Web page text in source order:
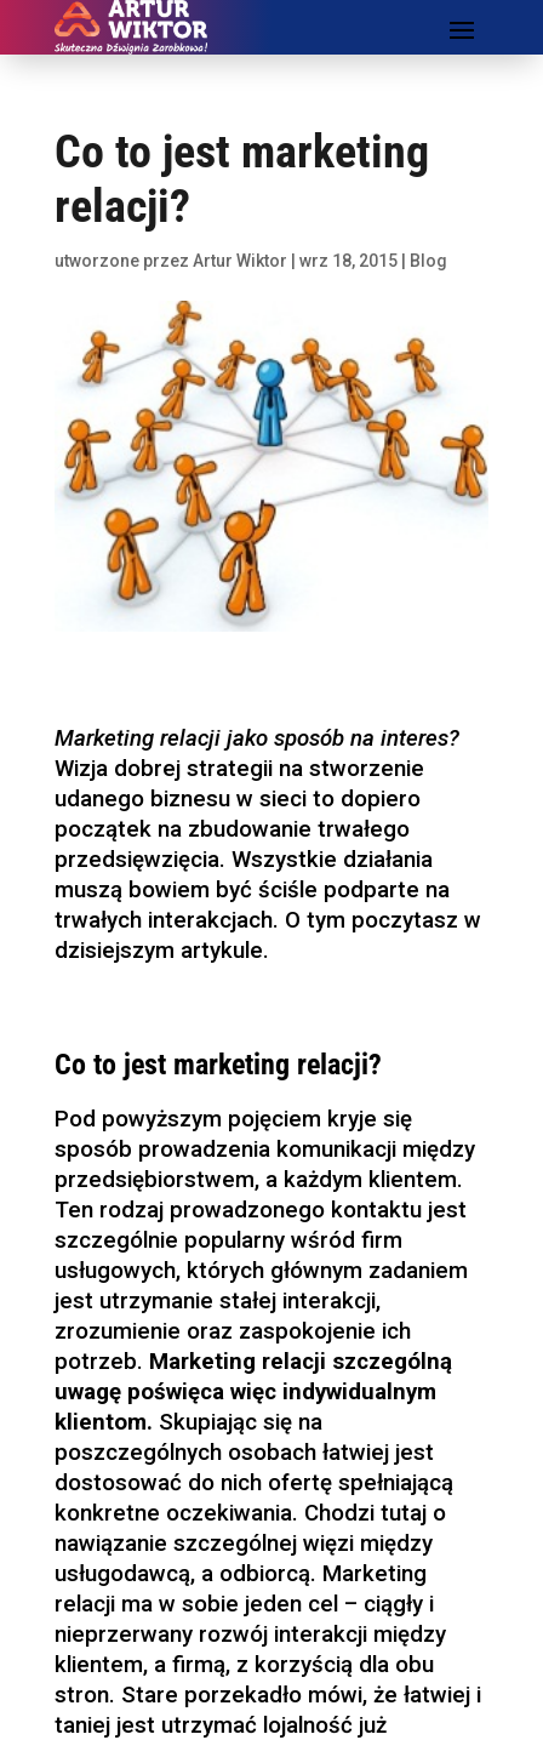
Co to jest marketing
relacji?
utworzone przez Artur Wiktor wrz 18, 2015| Blog
Marketing relacji jako sposób na interes?
Wizja dobrej strategii na stworzenie
udanego biznesu w sieci to dopiero
początek na zbudowanie trwałego
przedsięwzięcia. Wszystkie działania
muszą bowiem być ściśle podparte na
trwałych interakcjach. O tym poczytasz w
dzisiejszym artykule.
Co to jest marketing relacji?
Pod powyższym pojęciem kryje się
sposób prowadzenia komunikacji między
przedsiębiorstwem, a każdym klientem.
Ten rodzaj prowadzonego kontaktu jest
szczególnie popularny wśród firm
usługowych, których głównym zadaniem
jest utrzymanie stałej interakcji,
zrozumienie oraz zaspokojenie ich
potrzeb. Marketing relacji szczególną
uwagę poświęca więc indywidualnym
klientom. Skupiając się na
poszczególnych osobach łatwiej jest
dostosować do nich ofertę spełniającą
konkretne oczekiwania. Chodzi tutaj o
nawiązanie szczególnej więzi między
usługodawcą, a odbiorcą. Marketing
relacji ma w sobie jeden cel – ciągły i
nieprzerwany rozwój interakcji między
klientem, a firmą, z korzyścią dla obu
stron. Stare porzekadło mówi, że łatwiej i
taniej jest utrzymać lojalność już